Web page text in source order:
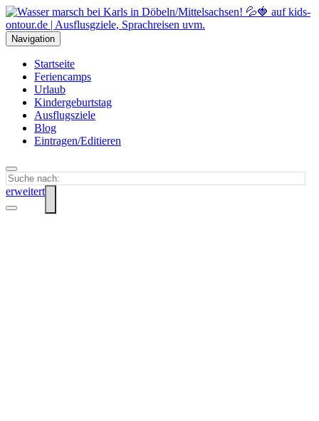
Navigation
Startseite
Feriencamps
Urlaub
Kindergeburtstag
Ausflugsziele
Blog
Eintragen/Editieren
erweitert